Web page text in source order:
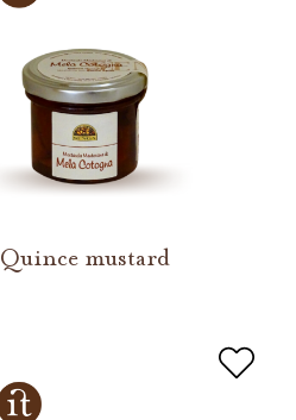
Quince mustard